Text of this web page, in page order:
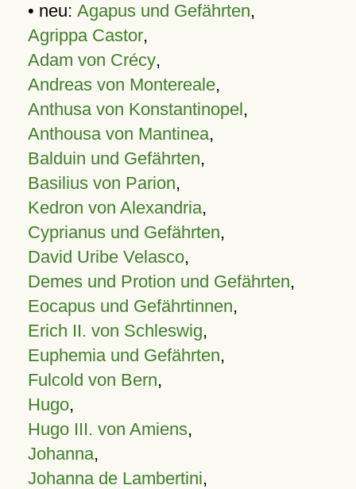
• neu: Agapus und Gefährten,
Agrippa Castor,
Adam von Crécy,
Andreas von Montereale,
Anthusa von Konstantinopel,
Anthousa von Mantinea,
Balduin und Gefährten,
Basilius von Parion,
Kedron von Alexandria,
Cyprianus und Gefährten,
David Uribe Velasco,
Demes und Protion und Gefährten,
Eocapus und Gefährtinnen,
Erich II. von Schleswig,
Euphemia und Gefährten,
Fulcold von Bern,
Hugo,
Hugo III. von Amiens,
Johanna,
Johanna de Lambertini,